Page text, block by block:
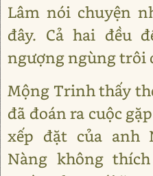
Lâm nói chuyện
đây. Cả hai đều
ngượng ngùng trôi
Mộng Trinh thấy
đã đoán ra cuộc
xếp đặt của anh
Nàng không